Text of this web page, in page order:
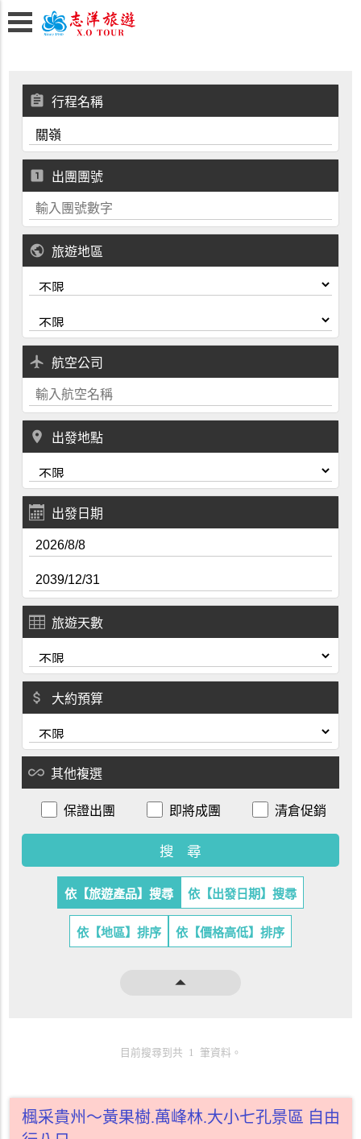
assignment 行程名稱
looks_one 出團團號
public 旅遊地區
local_airport 航空公司
place 出發地點
出發日期
旅遊天數
attach_money 大約預算
all_inclusive 其他複選
保證出團 即將成團 清倉促銷
依【旅遊產品】搜尋 依【出發日期】搜尋
依【地區】排序 依【價格高低】排序
arrow_drop_up
目前搜尋到共 1 筆資料。
楓采貴州～黃果樹.萬峰林.大小七孔景區 自由